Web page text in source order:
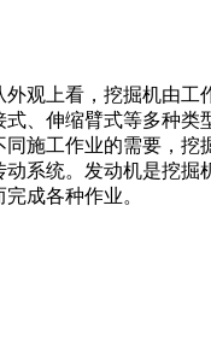
观上看，挖掘机由
、伸缩臂式等多种
施工作业的需要，
系统。发动机是挖
成各种作业。